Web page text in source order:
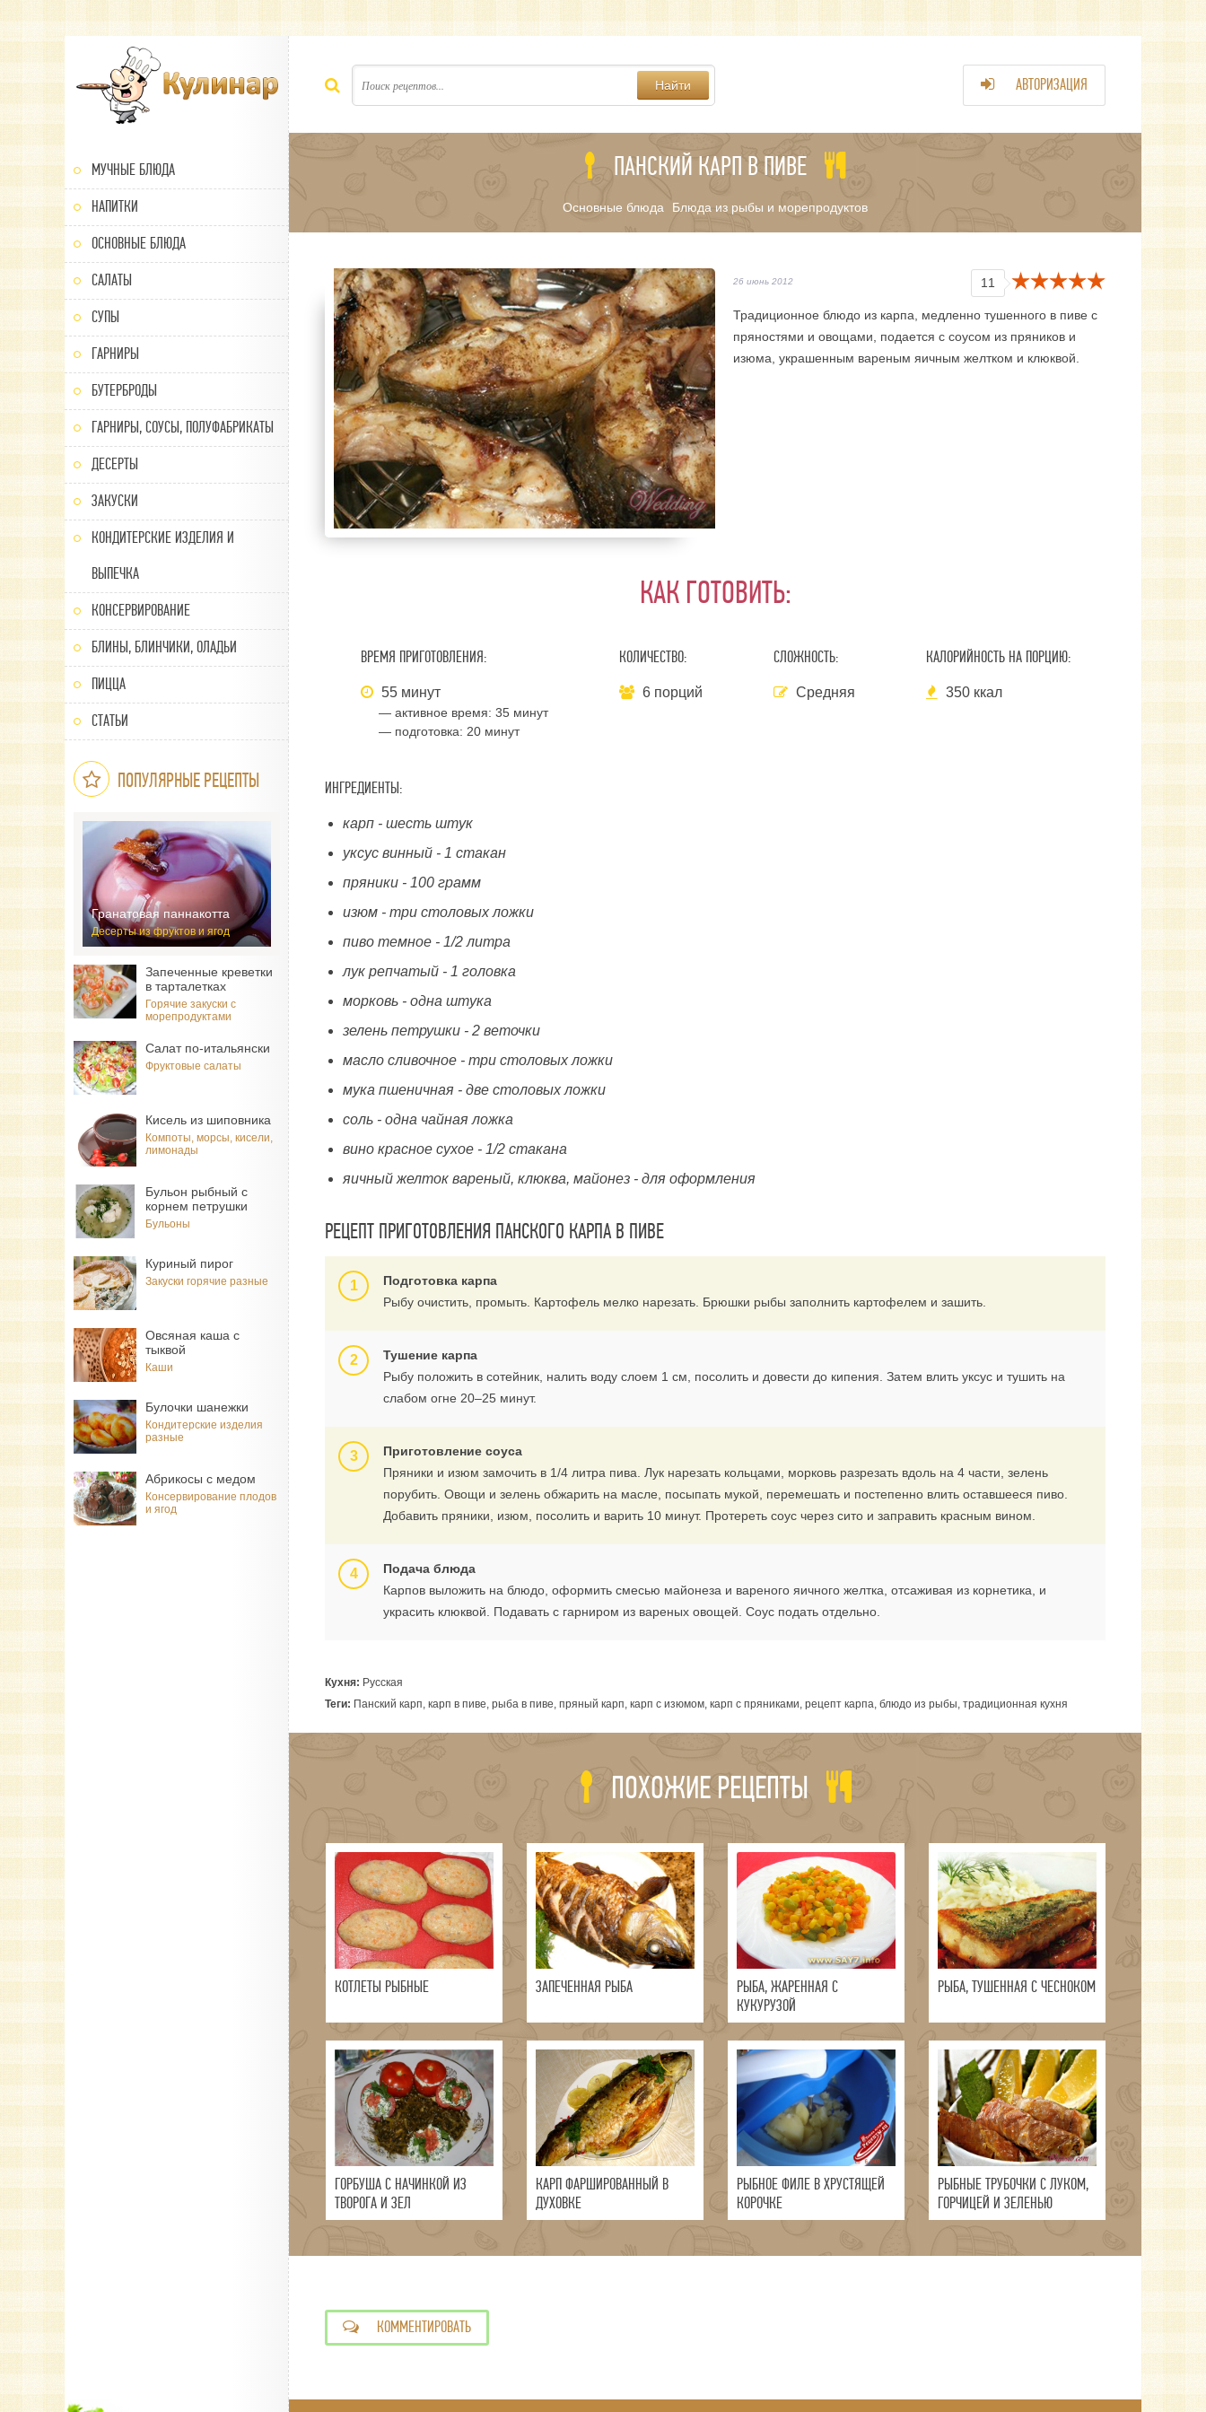
МУЧНЫЕ БЛЮДА
НАПИТКИ
ОСНОВНЫЕ БЛЮДА
САЛАТЫ
СУПЫ
ГАРНИРЫ
БУТЕРБРОДЫ
ГАРНИРЫ, СОУСЫ, ПОЛУФАБРИКАТЫ
ДЕСЕРТЫ
ЗАКУСКИ
КОНДИТЕРСКИЕ ИЗДЕЛИЯ И
ВЫПЕЧКА
КОНСЕРВИРОВАНИЕ
БЛИНЫ, БЛИНЧИКИ, ОЛАДЬИ
ПИЦЦА
СТАТЬИ
ПОПУЛЯРНЫЕ РЕЦЕПТЫ
Гранатовая паннакотта
Десерты из фруктов и ягод
Запеченные креветки
в тарталетках
Горячие закуски с
морепродуктами
Салат по-итальянски
Фруктовые салаты
Кисель из шиповника
Компоты, морсы, кисели,
лимонады
Бульон рыбный с
корнем петрушки
Бульоны
Куриный пирог
Закуски горячие разные
Овсяная каша с
тыквой
Каши
Булочки шанежки
Кондитерские изделия
разные
Абрикосы с медом
Консервирование плодов
и ягод
Найти АВТОРИЗАЦИЯ
ПАНСКИЙ КАРП В ПИВЕ
Основные блюда Блюда из рыбы и морепродуктов
26 июнь 2012 11
Традиционное блюдо из карпа, медленно тушенного в пиве с
пряностями и овощами, подается с соусом из пряников и
изюма, украшенным вареным яичным желтком и клюквой.
КАК ГОТОВИТЬ:
ВРЕМЯ ПРИГОТОВЛЕНИЯ:
55 минут
— активное время: 35 минут
— подготовка: 20 минут
КОЛИЧЕСТВО:
6 порций
СЛОЖНОСТЬ:
Средняя
КАЛОРИЙНОСТЬ НА ПОРЦИЮ:
350 ккал
ИНГРЕДИЕНТЫ:
карп - шесть штук
уксус винный - 1 стакан
пряники - 100 грамм
изюм - три столовых ложки
пиво темное - 1/2 литра
лук репчатый - 1 головка
морковь - одна штука
зелень петрушки - 2 веточки
масло сливочное - три столовых ложки
мука пшеничная - две столовых ложки
соль - одна чайная ложка
вино красное сухое - 1/2 стакана
яичный желток вареный, клюква, майонез - для оформления
РЕЦЕПТ ПРИГОТОВЛЕНИЯ ПАНСКОГО КАРПА В ПИВЕ
Подготовка карпа
Рыбу очистить, промыть. Картофель мелко нарезать. Брюшки рыбы заполнить картофелем и зашить.
Тушение карпа
Рыбу положить в сотейник, налить воду слоем 1 см, посолить и довести до кипения. Затем влить уксус и тушить на
слабом огне 20–25 минут.
Приготовление соуса
Пряники и изюм замочить в 1/4 литра пива. Лук нарезать кольцами, морковь разрезать вдоль на 4 части, зелень
порубить. Овощи и зелень обжарить на масле, посыпать мукой, перемешать и постепенно влить оставшееся пиво.
Добавить пряники, изюм, посолить и варить 10 минут. Протереть соус через сито и заправить красным вином.
Подача блюда
Карпов выложить на блюдо, оформить смесью майонеза и вареного яичного желтка, отсаживая из корнетика, и
украсить клюквой. Подавать с гарниром из вареных овощей. Соус подать отдельно.
Кухня: Русская
Теги: Панский карп, карп в пиве, рыба в пиве, пряный карп, карп с изюмом, карп с пряниками, рецепт карпа, блюдо из рыбы, традиционная кухня
ПОХОЖИЕ РЕЦЕПТЫ
КОТЛЕТЫ РЫБНЫЕ ЗАПЕЧЕННАЯ РЫБА
РЫБА, ЖАРЕННАЯ С
КУКУРУЗОЙ
РЫБА, ТУШЕННАЯ С ЧЕСНОКОМ
ГОРБУША С НАЧИНКОЙ ИЗ
ТВОРОГА И ЗЕЛ
КАРП ФАРШИРОВАННЫЙ В
ДУХОВКЕ
РЫБНОЕ ФИЛЕ В ХРУСТЯЩЕЙ
КОРОЧКЕ
РЫБНЫЕ ТРУБОЧКИ С ЛУКОМ,
ГОРЧИЦЕЙ И ЗЕЛЕНЬЮ
КОММЕНТИРОВАТЬ